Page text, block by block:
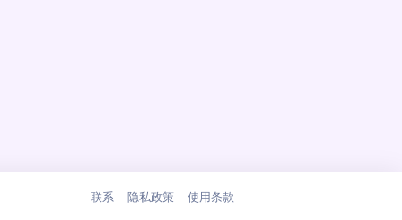
联系 隐私政策 使用条款